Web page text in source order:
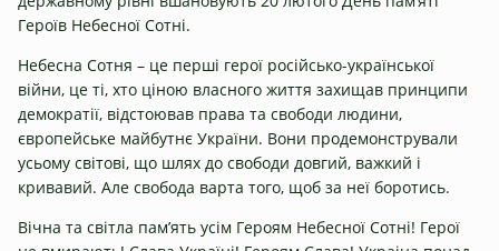
Героїв Небесної Сотні.
Небесна Сотня – це перші герої російсько-української
війни, це ті, хто ціною власного життя захищав принципи
демократії, відстоював права та свободи людини,
європейське майбутнє України. Вони продемонстрували
усьому світові, що шлях до свободи довгий, важкий і
кривавий. Але свобода варта того, щоб за неї боротись.
Вічна та світла пам’ять усім Героям Небесної Сотні! Герої